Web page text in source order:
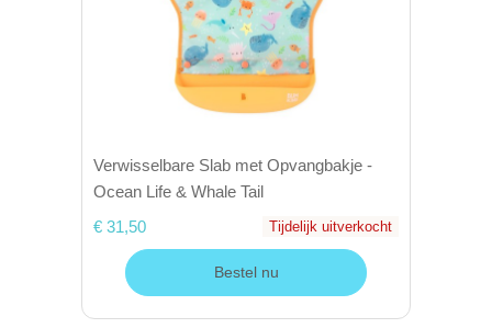
Verwisselbare Slab met Opvangbakje -
Ocean Life & Whale Tail
€ 31,50
Tijdelijk uitverkocht
Bestel nu